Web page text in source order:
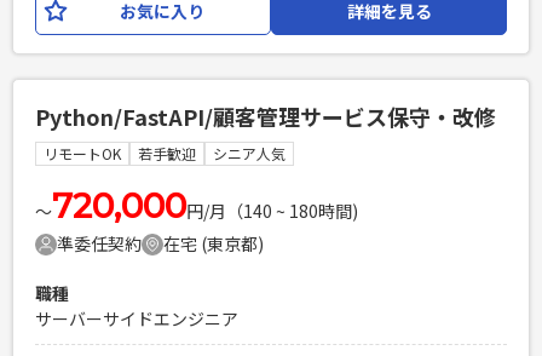
計・実装 【開発環境】 ・開発言語：
必須スキル
・Pythonを用いた開発経験 (2年以上) ・生成AI/LLMを活用し
たアプリケーションの開発経験 ・基本設計の経験
PHPを用いたWebサービスの開発経験4年以上
Laravelを用いた開発経験1年以上
エンジニア複数人のチームでの開発経験
お気に入り 詳細を見る
Python/FastAPI/顧客管理サービス保守・改修
リモートOK 若手歓迎 シニア人気
〜720,000円/月（140 ~ 180時間)
準委任契約
在宅 (東京都)
職種
サーバーサイドエンジニア